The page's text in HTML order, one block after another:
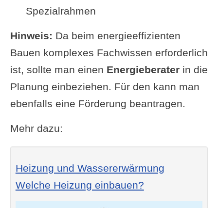
Spezialrahmen
Hinweis: Da beim energieeffizienten
Bauen komplexes Fachwissen erforderlich
ist, sollte man einen Energieberaterin die
Planung einbeziehen. Für den kann man
ebenfalls eine Förderung beantragen.
Mehr dazu:
Heizung und Wassererwärmung
Welche Heizung einbauen?